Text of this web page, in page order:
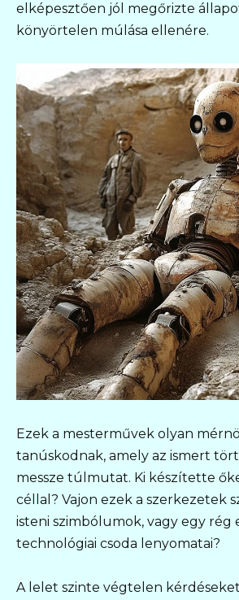
elképesztően jól megőrizte
könyörtelen múlása ellenére.
Ezek a mesterművek olyan
tanúskodnak, amely az ismert
messze túlmutat. Ki készítette
céllal? Vajon ezek a szerkezetek
isteni szimbólumok, vagy egy rég
technológiai csoda lenyomatai?
A lelet szinte végtelen